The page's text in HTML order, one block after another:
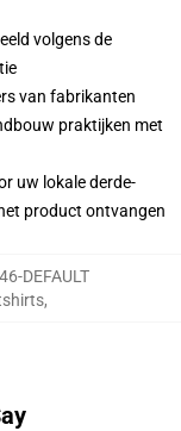
volgens de
van fabrikanten
praktijken met
uw lokale derde-
product ontvangen
DEFAULT
,